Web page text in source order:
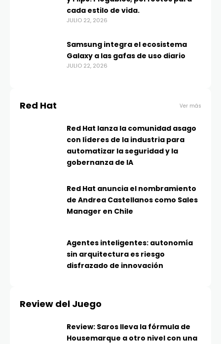
cada estilo de vida.
JULIO 22, 2026
Samsung integra el ecosistema
Galaxy a las gafas de uso diario
JULIO 22, 2026
Red Hat Ver más
Red Hat lanza la comunidad asago
con líderes de la industria para
automatizar la seguridad y la
gobernanza de IA
Red Hat anuncia el nombramiento
de Andrea Castellanos como Sales
Manager en Chile
Agentes inteligentes: autonomía
sin arquitectura es riesgo
disfrazado de innovación
Review del Juego
Review: Saros lleva la fórmula de
Housemarque a otro nivel con una